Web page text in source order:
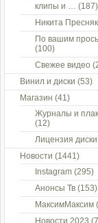
клипы и … (187)
Никита
По вашим
(100)
Свежее видео
Винил и диски (53)
Магазин (41)
Журналы и
(12)
Лицензия диски
Новости (1441)
Instagram (295)
Анонсы Тв (153)
МаксимМаксим
Новости 2023